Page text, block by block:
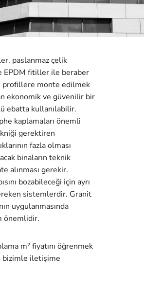
paslanmaz çelik
EPDM fitiller ile beraber
profillere monte edilmek
ekonomik ve güvenilir bir
ebatta kullanılabilir.
kaplamaları önemli
gerektiren
fazla olması
binaların teknik
alınması gerekir.
bozabileceği için ayrı
sistemlerdir. Granit
uygulanmasında
önemlidir.
m² fiyatını öğrenmek
bizimle iletişime